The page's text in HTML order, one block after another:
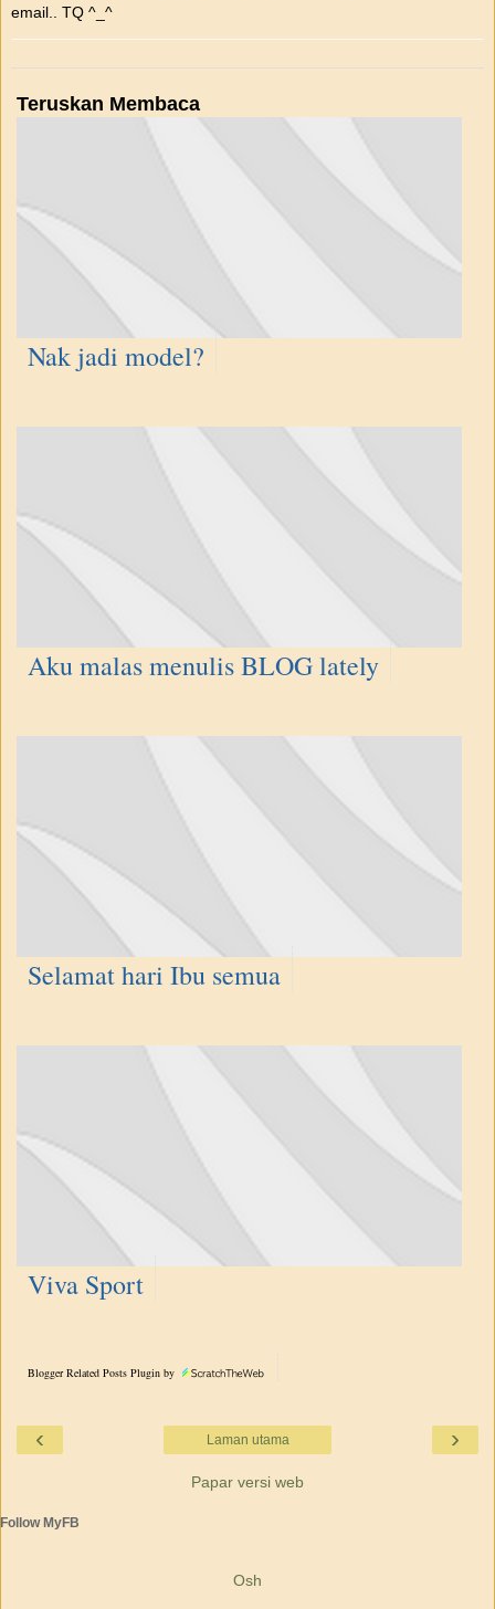
email.. TQ ^_^
Teruskan Membaca
Nak jadi model?
Aku malas menulis BLOG lately
Selamat hari Ibu semua
Viva Sport
Blogger Related Posts Plugin by
‹ ›
Laman utama
Papar versi web
Follow MyFB
Osh